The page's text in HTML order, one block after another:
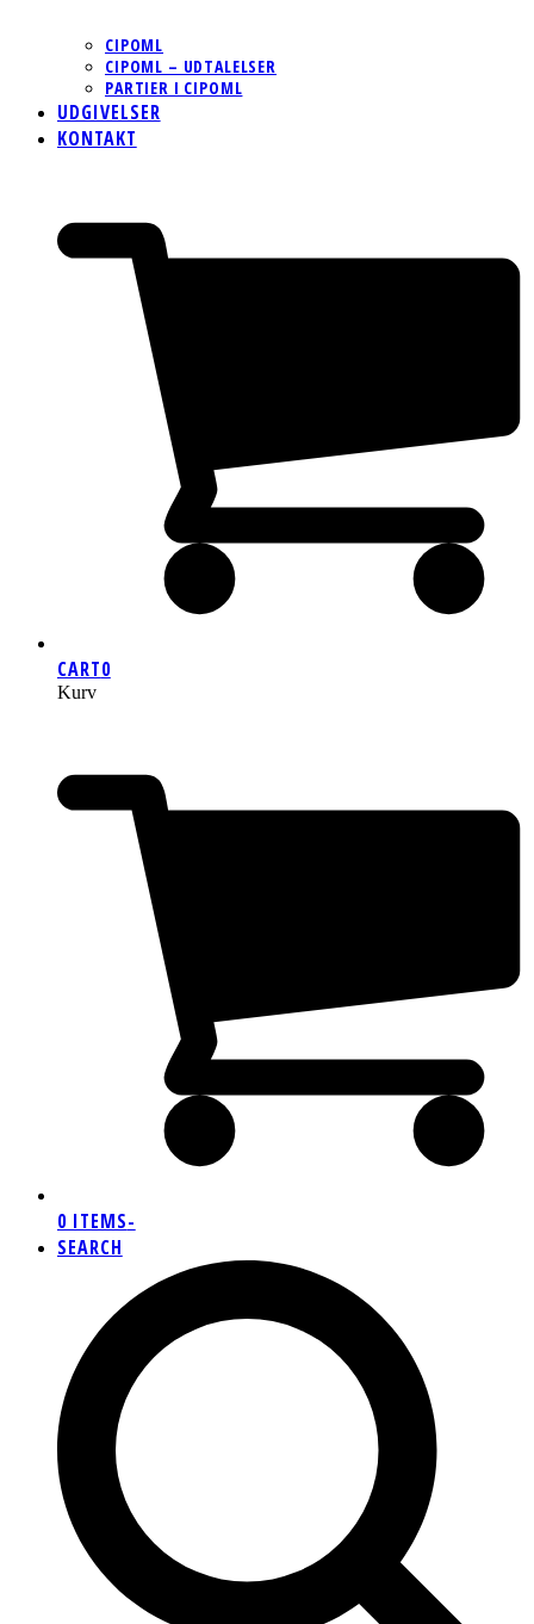
CIPOML
CIPOML – UDTALELSER
PARTIER I CIPOML
UDGIVELSER
KONTAKT
CART0
Kurv
0 ITEMS-
SEARCH